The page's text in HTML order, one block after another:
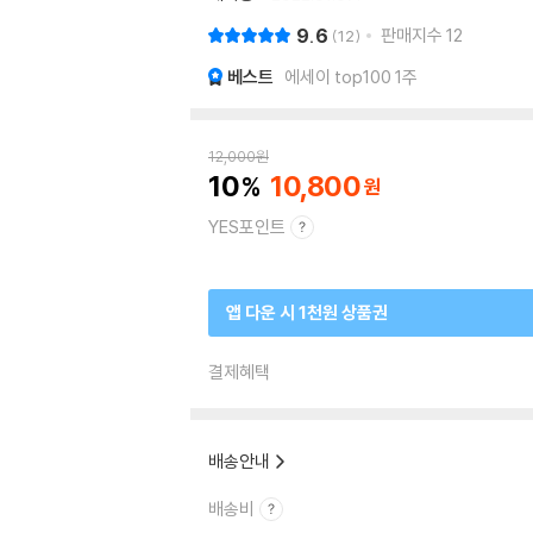
9.6 12 판매지수 12
베스트 에세이 top100 1주
12,000원
10 10,800
YES포인트
앱 다운 시 1천원 상품권
결제혜택
배송안내
배송비